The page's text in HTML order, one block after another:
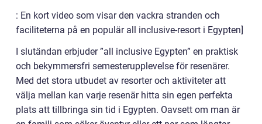
: En kort video som visar den vackra stranden och
faciliteterna på en populär all inclusive-resort i Egypten]
I slutändan erbjuder ”all inclusive Egypten” en praktisk
och bekymmersfri semesterupplevelse för resenärer.
Med det stora utbudet av resorter och aktiviteter att
välja mellan kan varje resenär hitta sin egen perfekta
plats att tillbringa sin tid i Egypten. Oavsett om man är